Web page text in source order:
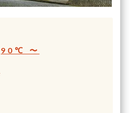
90℃ 〜